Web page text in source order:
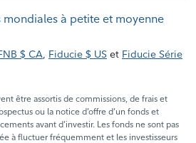
mondiales à petite et moyenne
$ CA, Fiducie $ US et Fiducie Série
être assortis de commissions, de frais et
ou la notice d’offre d’un fonds et
avant d’investir. Les fonds ne sont pas
à fluctuer fréquemment et les investisseurs